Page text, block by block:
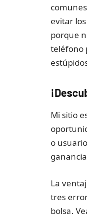
evitar
porque
teléfono
Mi sitio
o
La
tres
bolsa.